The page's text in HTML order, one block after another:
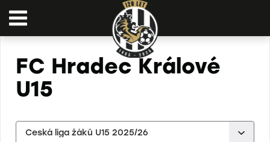
FC Hradec Králové
U15